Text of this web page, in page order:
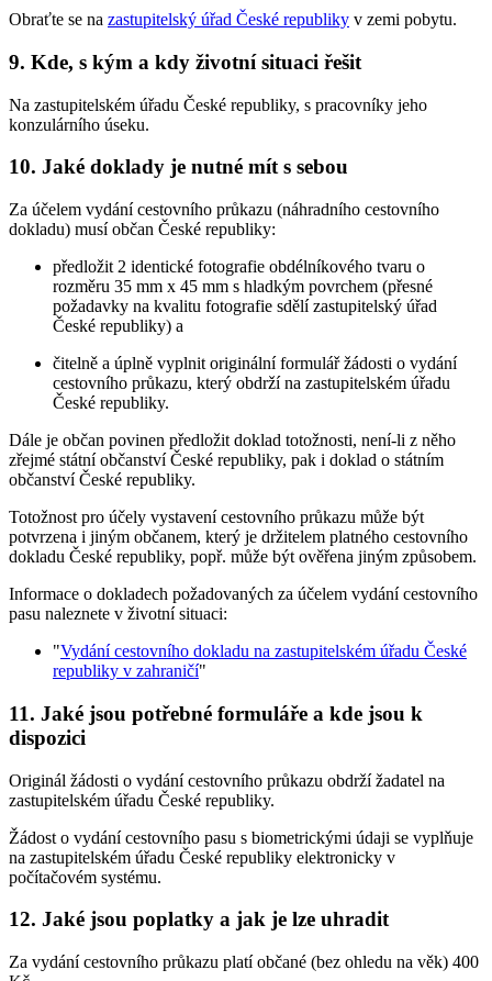
Obraťte se na zastupitelský úřad České republiky v zemi pobytu.
9. Kde, s kým a kdy životní situaci řešit
Na zastupitelském úřadu České republiky, s pracovníky jeho
konzulárního úseku.
10. Jaké doklady je nutné mít s sebou
Za účelem vydání cestovního průkazu (náhradního cestovního
dokladu) musí občan České republiky:
předložit 2 identické fotografie obdélníkového tvaru o
rozměru 35 mm x 45 mm s hladkým povrchem (přesné
požadavky na kvalitu fotografie sdělí zastupitelský úřad
České republiky) a
čitelně a úplně vyplnit originální formulář žádosti o vydání
cestovního průkazu, který obdrží na zastupitelském úřadu
České republiky.
Dále je občan povinen předložit doklad totožnosti, není-li z něho
zřejmé státní občanství České republiky, pak i doklad o státním
občanství České republiky.
Totožnost pro účely vystavení cestovního průkazu může být
potvrzena i jiným občanem, který je držitelem platného cestovního
dokladu České republiky, popř. může být ověřena jiným způsobem.
Informace o dokladech požadovaných za účelem vydání cestovního
pasu naleznete v životní situaci:
"Vydání cestovního dokladu na zastupitelském úřadu České
republiky v zahraničí"
11. Jaké jsou potřebné formuláře a kde jsou k
dispozici
Originál žádosti o vydání cestovního průkazu obdrží žadatel na
zastupitelském úřadu České republiky.
Žádost o vydání cestovního pasu s biometrickými údaji se vyplňuje
na zastupitelském úřadu České republiky elektronicky v
počítačovém systému.
12. Jaké jsou poplatky a jak je lze uhradit
Za vydání cestovního průkazu platí občané (bez ohledu na věk) 400